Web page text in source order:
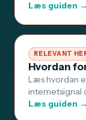
Læs guiden →
RELEVANT
Hvordan
Læs hvordan
internetsignal
Læs guiden →